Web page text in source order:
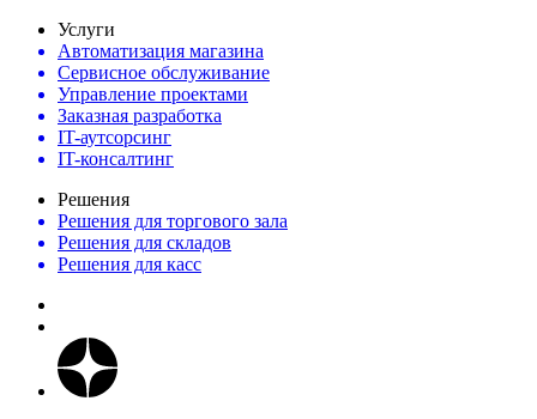
Услуги
Автоматизация магазина
Сервисное обслуживание
Управление проектами
Заказная разработка
IT-аутсорсинг
IT-консалтинг
Решения
Решения для торгового зала
Решения для складов
Решения для касс